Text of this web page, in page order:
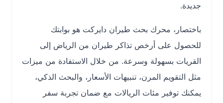
جديدة.
باختصار، محرك بحث طيران دايركت هو بوابتك
للحصول على أرخص تذاكر طيران من الرياض إلى
القريات بسهولة وسرعة. من خلال الاستفادة من ميزات
مثل التقويم المرن، تنبيهات الأسعار، والبحث الذكي،
يمكنك توفير مئات الريالات مع ضمان تجربة سفر